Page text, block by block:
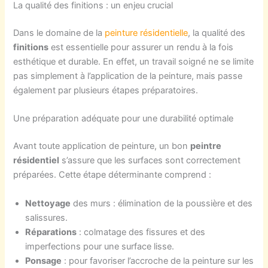
La qualité des finitions : un enjeu crucial
Dans le domaine de la peinture résidentielle, la qualité des
finitions est essentielle pour assurer un rendu à la fois
esthétique et durable. En effet, un travail soigné ne se limite
pas simplement à l’application de la peinture, mais passe
également par plusieurs étapes préparatoires.
Une préparation adéquate pour une durabilité optimale
Avant toute application de peinture, un bon peintre
résidentiel s’assure que les surfaces sont correctement
préparées. Cette étape déterminante comprend :
Nettoyage des murs : élimination de la poussière et des
salissures.
Réparations : colmatage des fissures et des
imperfections pour une surface lisse.
Ponsage : pour favoriser l’accroche de la peinture sur les